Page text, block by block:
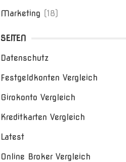
Marketing (18)
SEITEN
Datenschutz
Festgeldkonten Vergleich
Girokonto Vergleich
Kreditkarten Vergleich
Latest
Online Broker Vergleich